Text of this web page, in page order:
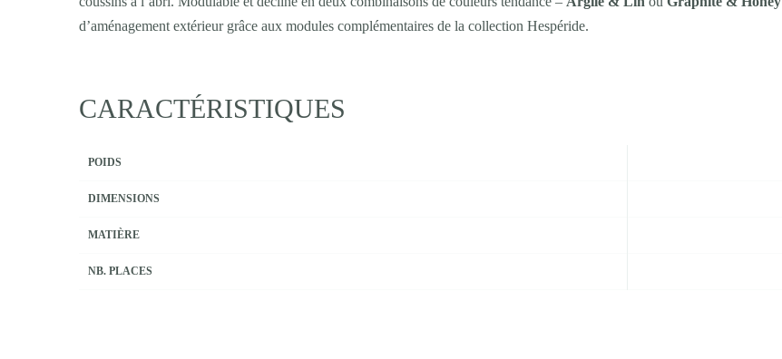
d’aménagement extérieur grâce aux modules complémentaires de la collection Hespéride.
CARACTÉRISTIQUES
POIDS
DIMENSIONS
MATIÈRE
NB. PLACES